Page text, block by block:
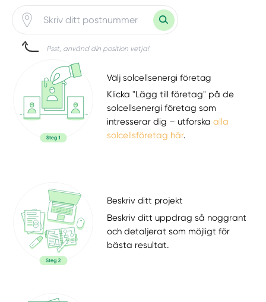
Psst, använd din position vetja!
Välj solcellsenergi företag
Klicka "Lägg till företag" på de
solcellsenergi företag som
intresserar dig – utforskaalla
solcellsföretag här.
Beskriv ditt projekt
Beskriv ditt uppdrag så noggrant
och detaljerat som möjligt för
bästa resultat.